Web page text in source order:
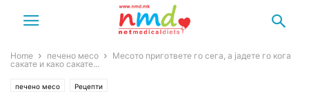
Home печено месо
Месото пригответе го сега, а јадете го кога
сакате и како сакате...
печено месо Рецепти